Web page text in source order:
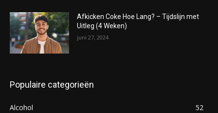
Afkicken Coke Hoe Lang? – Tijdslijn met
Uitleg (4 Weken)
juni 27, 2024
Populaire categorieën
Alcohol
52